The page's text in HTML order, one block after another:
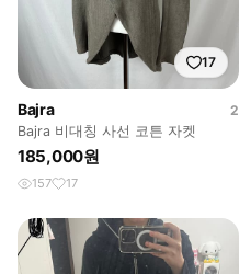
17
Bajra
2
Bajra 비대칭 사선 코튼 자켓
185,000원
157 17